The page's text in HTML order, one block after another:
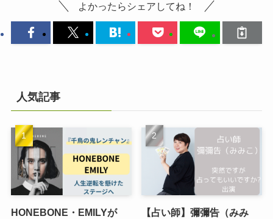
よかったらシェアしてね！
人気記事
HONEBONE・EMILYが
【占い師】彌彌告（みみ